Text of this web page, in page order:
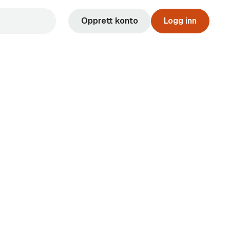
Opprett konto Logg inn